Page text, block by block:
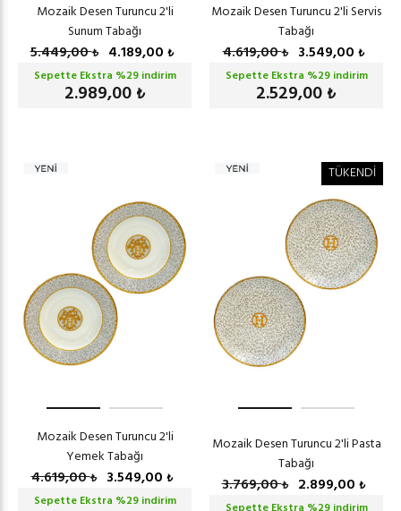
Mozaik Desen Turuncu 2'li
Sunum Tabağı
5.449,00₺ 4.189,00 ₺
Sepette Ekstra %29indirim
2.989,00 ₺
Mozaik Desen Turuncu 2'li Servis
Tabağı
4.619,00₺ 3.549,00 ₺
Sepette Ekstra %29indirim
2.529,00 ₺
Mozaik Desen Turuncu 2'li
Yemek Tabağı
4.619,00₺ 3.549,00 ₺
Sepette Ekstra %29indirim
TÜKENDİ
Mozaik Desen Turuncu 2'li Pasta
Tabağı
3.769,00₺ 2.899,00 ₺